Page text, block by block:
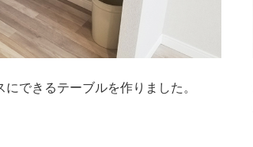
できるテーブルを作りました。